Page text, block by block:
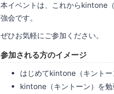
本イベントは、これからkintone
強会です。
ぜひお気軽にご参加ください。
参加される方のイメージ
はじめてkintone（キント
kintone（キントーン）を